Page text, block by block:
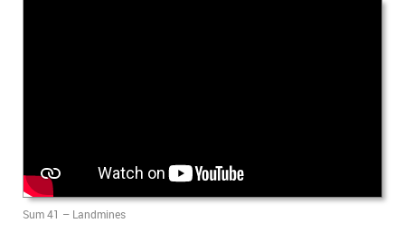
Sum 41 – Landmines